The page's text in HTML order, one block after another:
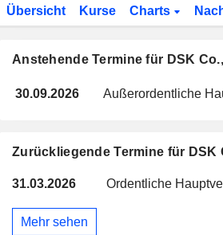
Übersicht Kurse Charts
Anstehende Termine für DSK
30.09.2026 Außerordentliche
Zurückliegende Termine für DSK
31.03.2026 Ordentliche
Mehr sehen